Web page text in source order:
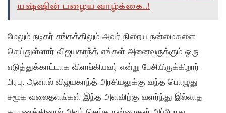
யஷ்ஷின் பழைய வாழ்க்கை..!
மேலும் நடிகர் சங்கத்திலும் அவர் நிறைய நன்மைகளை
செய்துள்ளார் விஜயகாந்த் எங்கள் அனைவருக்கும் ஒரு
எடுத்துக்காட்டாக விளங்கியவர் என்று பேசியிருக்கிறார்
பிரபு. ஆனால் விஜயகாந்த் அரசியலுக்கு வந்த பொழுது
சமூக வலைதளங்கள் இந்த அளவிற்கு வளர்ந்து இல்லாத